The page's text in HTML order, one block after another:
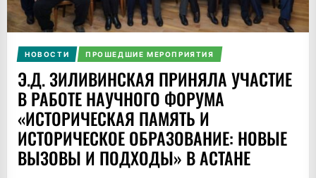
НОВОСТИ ПРОШЕДШИЕ МЕРОПРИЯТИЯ
Э.Д. ЗИЛИВИНСКАЯ ПРИНЯЛА УЧАСТИЕ
В РАБОТЕ НАУЧНОГО ФОРУМА
«ИСТОРИЧЕСКАЯ ПАМЯТЬ И
ИСТОРИЧЕСКОЕ ОБРАЗОВАНИЕ: НОВЫЕ
ВЫЗОВЫ И ПОДХОДЫ» В АСТАНЕ